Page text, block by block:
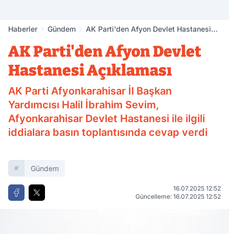
Haberler Gündem
AK Parti'den Afyon Devlet Hastanesi
AK Parti'den Afyon Devlet
Hastanesi Açıklaması
AK Parti Afyonkarahisar İl Başkan
Yardımcısı Halil İbrahim Sevim,
Afyonkarahisar Devlet Hastanesi ile ilgili
iddialara basın toplantısında cevap verdi
Gündem
16.07.2025 12:52
Güncelleme: 16.07.2025 12:52